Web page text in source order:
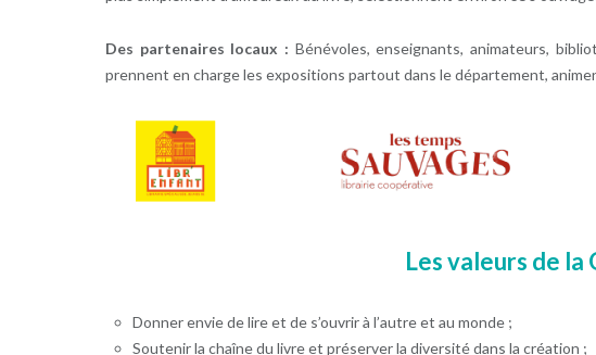
Des partenaires locaux : Bénévoles, enseignants, animateurs,
prennent en charge les expositions partout dans le département,
Les valeurs de la
Donner envie de lire et de s’ouvrir à l’autre et au monde ;
Soutenir la chaîne du livre et préserver la diversité dans la création ;